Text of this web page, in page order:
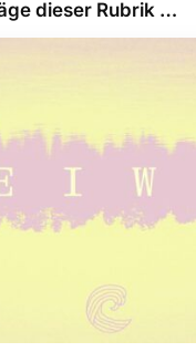
dieser Rubrik …